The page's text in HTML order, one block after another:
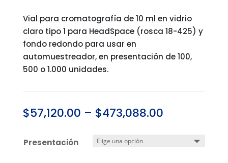
Vial para cromatografía de 10 ml en vidrio
claro tipo 1 para HeadSpace (rosca 18-425) y
fondo redondo para usar en
automuestreador, en presentación de 100,
500 o 1.000 unidades.
$57,120.00 – $473,088.00
Presentación